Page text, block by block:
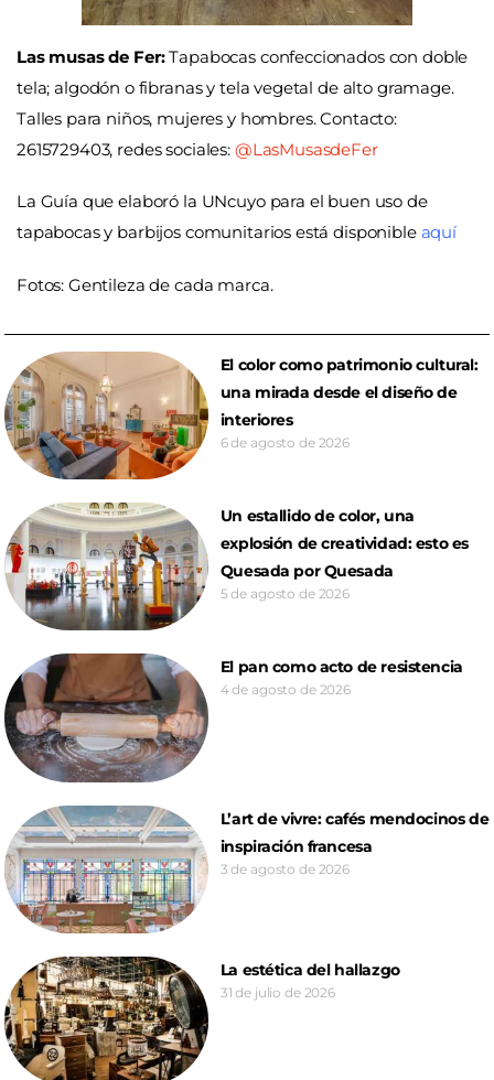
Las musas de Fer:Tapabocas confeccionados con doble
tela; algodón o fibranas y tela vegetal de alto gramage.
Talles para niños, mujeres y hombres.Contacto:
2615729403, redes sociales: @LasMusasdeFer
La Guía que elaboró la UNcuyo para el buen uso de
tapabocas y barbijos comunitarios está disponible aquí
Fotos: Gentileza de cada marca.
El color como patrimonio cultural:
una mirada desde el diseño de
interiores
6 de agosto de 2026
Un estallido de color, una
explosión de creatividad: esto es
Quesada por Quesada
5 de agosto de 2026
El pan como acto de resistencia
4 de agosto de 2026
L’art de vivre: cafés mendocinos de
inspiración francesa
3 de agosto de 2026
La estética del hallazgo
31 de julio de 2026